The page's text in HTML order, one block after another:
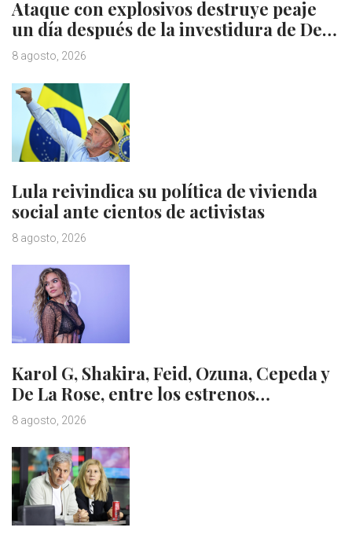
Ataque con explosivos destruye peaje
un día después de la investidura de De…
8 agosto, 2026
Lula reivindica su política de vivienda
social ante cientos de activistas
8 agosto, 2026
Karol G, Shakira, Feid, Ozuna, Cepeda y
De La Rose, entre los estrenos…
8 agosto, 2026